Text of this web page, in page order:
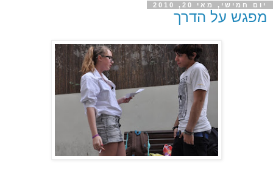
יום חמישי, מאי 20, 2010
מפגש על הדרך